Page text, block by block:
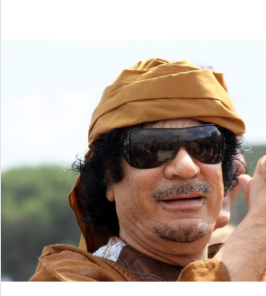
ي
د
ا
إ
ل
ك
ت
ر
و
ن
ي